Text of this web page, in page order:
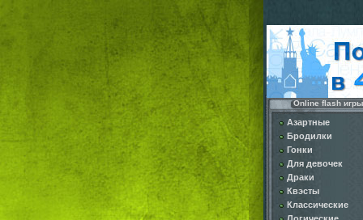
Online flash игры
Азартные
Бродилки
Гонки
Для девочек
Драки
Квэсты
Классические